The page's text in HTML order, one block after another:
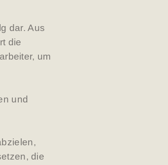
dar. Aus
die
um
und
die